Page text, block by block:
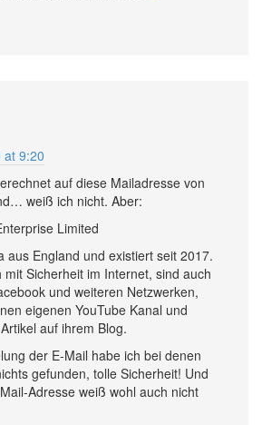
at 9:20
auf diese Mailadresse von
weiß ich nicht. Aber:
Limited
aus England und existiert seit 2017.
mit Sicherheit im Internet, sind auch
und weiteren Netzwerken,
eigenen YouTube Kanal und
auf ihrem Blog.
der E-Mail habe ich bei denen
gefunden, tolle Sicherheit! Und
Adresse weiß wohl auch nicht